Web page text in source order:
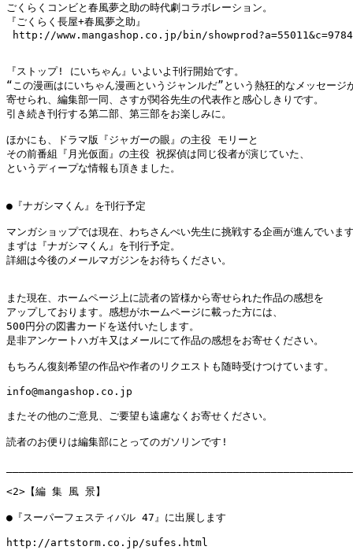
ごくらくコンビと春風夢之助の時代劇コラボレーション。
『ごくらく長屋+春風夢之助』
http://www.mangashop.co.jp/bin/
『ストップ! にいちゃん』いよいよ刊行開始です。
“この漫画はにいちゃん漫画というジャンルだ”という熱狂的なメッセージ
寄せられ、編集部一同、さすが関谷先生の代表作と感心しきりです。
引き続き刊行する第二部、第三部をお楽しみに。
ほかにも、ドラマ版『ジャガーの眼』の主役 モリーと
その前番組『月光仮面』の主役 祝探偵は同じ役者が演じていた、
というディープな情報も頂きました。
●『ナガシマくん』を刊行予定
マンガショップでは現在、わちさんぺい先生に挑戦する企画が進んでいま
まずは『ナガシマくん』を刊行予定。
詳細は今後のメールマガジンをお待ちください。
また現在、ホームページ上に読者の皆様から寄せられた作品の感想を
アップしております。感想がホームページに載った方には、
500円分の図書カードを送付いたします。
是非アンケートハガキ又はメールにて作品の感想をお寄せください。
もちろん復刻希望の作品や作者のリクエストも随時受けつけています。
info@mangashop.co.jp
またその他のご意見、ご要望も遠慮なくお寄せください。
読者のお便りは編集部にとってのガソリンです!
<2>【編 集 風 景】
●『スーパーフェスティバル 47』に出展します
http://artstorm.co.jp/sufes.html